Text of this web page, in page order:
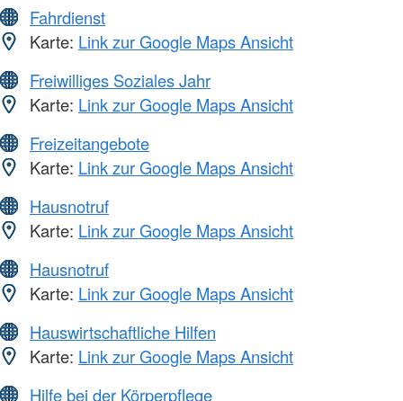
Fahrdienst
Karte: Link zur Google Maps Ansicht
Freiwilliges Soziales Jahr
Karte: Link zur Google Maps Ansicht
Freizeitangebote
Karte: Link zur Google Maps Ansicht
Hausnotruf
Karte: Link zur Google Maps Ansicht
Hausnotruf
Karte: Link zur Google Maps Ansicht
Hauswirtschaftliche Hilfen
Karte: Link zur Google Maps Ansicht
Hilfe bei der Körperpflege